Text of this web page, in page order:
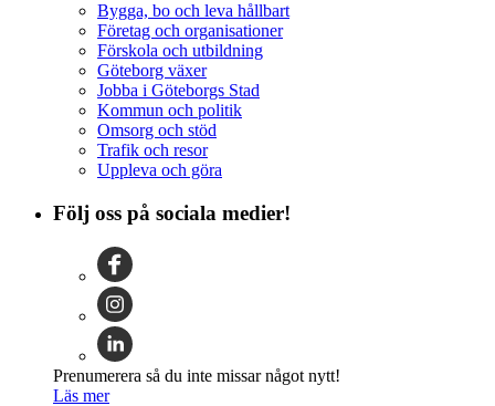
Bygga, bo och leva hållbart
Företag och organisationer
Förskola och utbildning
Göteborg växer
Jobba i Göteborgs Stad
Kommun och politik
Omsorg och stöd
Trafik och resor
Uppleva och göra
Följ oss på sociala medier!
Prenumerera så du inte missar något nytt!
Läs mer